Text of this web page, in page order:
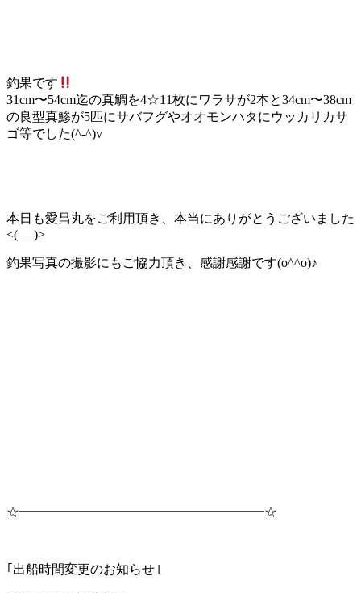
釣果です
31cm〜54cm迄の真鯛を4☆11枚にワラサが2本と34cm〜38cm
の良型真鯵が5匹にサバフグやオオモンハタにウッカリカサ
ゴ等でした(^-^)v
本日も愛昌丸をご利用頂き、本当にありがとうございました
<(_ _)>
釣果写真の撮影にもご協力頂き、感謝感謝です(o^^o)♪
☆━━━━━━━━━━━━━━━━━━━☆
｢出船時間変更のお知らせ｣